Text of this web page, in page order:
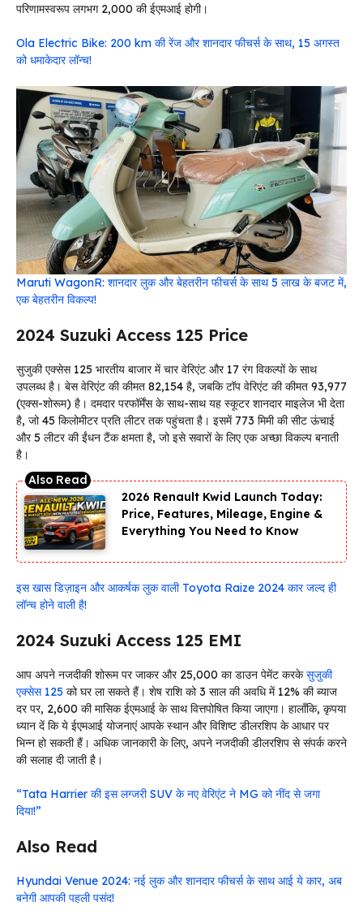
परिणामस्वरूप लगभग ₹2,000 की ईएमआई होगी।
Ola Electric Bike: 200 km की रेंज और शानदार फीचर्स के साथ, 15 अगस्त
को धमाकेदार लॉन्च!
Maruti WagonR: शानदार लुक और बेहतरीन फीचर्स के साथ 5 लाख के बजट में,
एक बेहतरीन विकल्प!
2024 Suzuki Access 125 Price
सुजुकी एक्सेस 125 भारतीय बाजार में चार वेरिएंट और 17 रंग विकल्पों के साथ
उपलब्ध है। बेस वेरिएंट की कीमत ₹82,154 है, जबकि टॉप वेरिएंट की कीमत ₹93,977
(एक्स-शोरूम) है। दमदार परफॉर्मेंस के साथ-साथ यह स्कूटर शानदार माइलेज भी देता
है, जो 45 किलोमीटर प्रति लीटर तक पहुंचता है। इसमें 773 मिमी की सीट ऊंचाई
और 5 लीटर की ईंधन टैंक क्षमता है, जो इसे सवारों के लिए एक अच्छा विकल्प बनाती
है।
2026 Renault Kwid Launch Today:
Price, Features, Mileage, Engine &
Everything You Need to Know
इस खास डिज़ाइन और आकर्षक लुक वाली Toyota Raize 2024 कार जल्द ही
लॉन्च होने वाली है!
2024 Suzuki Access 125 EMI
आप अपने नजदीकी शोरूम पर जाकर और ₹25,000 का डाउन पेमेंट करकेसुजुकी
एक्सेस 125 को घर ला सकते हैं। शेष राशि को 3 साल की अवधि में 12% की ब्याज
दर पर, ₹2,600 की मासिक ईएमआई के साथ वित्तपोषित किया जाएगा। हालाँकि, कृपया
ध्यान दें कि ये ईएमआई योजनाएं आपके स्थान और विशिष्ट डीलरशिप के आधार पर
भिन्न हो सकती हैं। अधिक जानकारी के लिए, अपने नजदीकी डीलरशिप से संपर्क करने
की सलाह दी जाती है।
“Tata Harrier की इस लग्जरी SUV के नए वेरिएंट ने MG को नींद से जगा
दिया!”
Also Read
Hyundai Venue 2024: नई लुक और शानदार फीचर्स के साथ आई ये कार, अब
बनेगी आपकी पहली पसंद!